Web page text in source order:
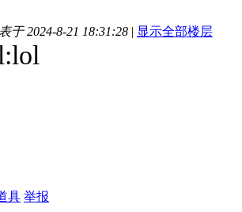
于 2024-8-21 18:31:28 | 显示全部楼层
具 举报